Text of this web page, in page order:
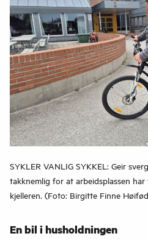
SYKLER VANLIG SYKKEL: Geir
takknemlig for at arbeidsplassen
kjelleren. (Foto: Birgitte Finne
En bil i husholdningen